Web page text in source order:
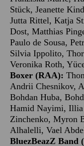
Stück, Jeanette
Jutta Rittel, Katja
Dost, Matthias
Paulo de Sousa,
Silvia Ippolito,
Veronika Roth,
Boxer (RAA):
Andrii Chesnikov,
Bohdan Huba,
Hamid Nayimi,
Zinchenko, Myron
Alhalelli, Vael
BluezBeazZ Band